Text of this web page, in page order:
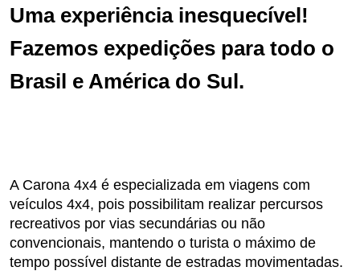
Uma experiência inesquecível!
Fazemos expedições para todo o
Brasil e América do Sul.
A Carona 4x4 é especializada em viagens com
veículos 4x4, pois possibilitam realizar percursos
recreativos por vias secundárias ou não
convencionais, mantendo o turista o máximo de
tempo possível distante de estradas movimentadas.